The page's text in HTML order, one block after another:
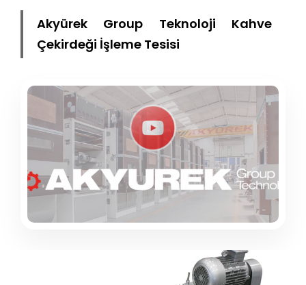
Akyürek Group Teknoloji Kahve
Çekirdeği İşleme Tesisi